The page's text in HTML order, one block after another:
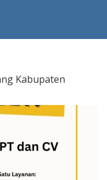
Kabupaten